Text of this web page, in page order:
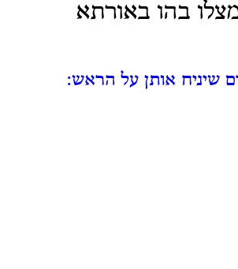
בהו באורתא
שיניח אותן על הראש: